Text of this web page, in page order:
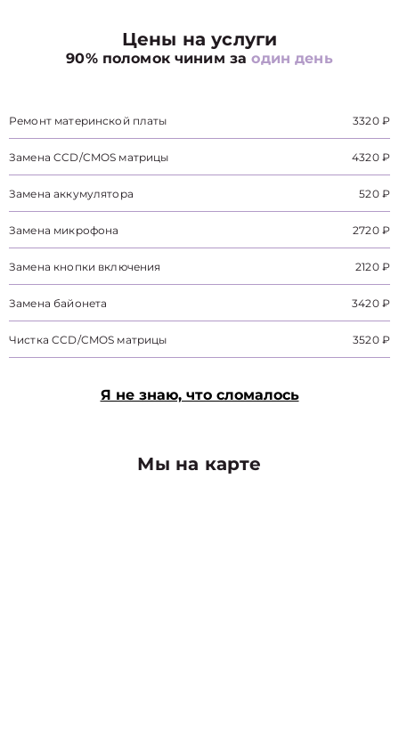
Цены на услуги
90% поломок чиним заодин день
Ремонт материнской платы 3320 ₽
Замена CCD/CMOS матрицы 4320 ₽
Замена аккумулятора 520 ₽
Замена микрофона 2720 ₽
Замена кнопки включения 2120 ₽
Замена байонета 3420 ₽
Чистка CCD/CMOS матрицы 3520 ₽
Я не знаю, что сломалось
Мы на карте